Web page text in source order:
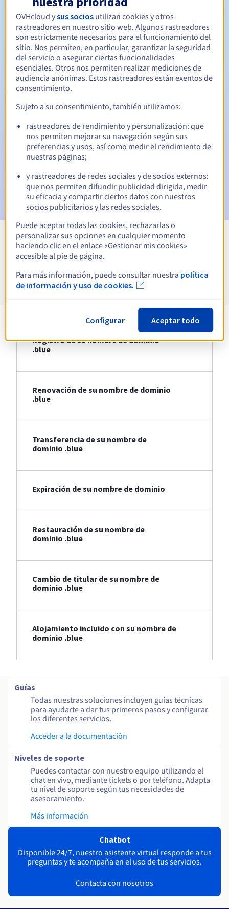
Período de renovación Entre 1 y 10 años
Período de redención
Notificaciones automáticas:
vencimiento
Email el día del vencimientopara notificar la suspensión
del nombre de dominio
Email tras el periodo de gracia de redenciónpara
notificar la eliminación del nombre de dominio
Ver todas las extensiones
Información sobre .blue
Registro de su nombre de dominio
.blue
Renovación de su nombre de dominio
.blue
Transferencia de su nombre de
dominio .blue
Expiración de su nombre de dominio
Restauración de su nombre de
dominio .blue
Cambio de titular de su nombre de
dominio .blue
Alojamiento incluido con su nombre de
dominio .blue
Guías
Todas nuestras soluciones incluyen guías técnicas
para ayudarte a dar tus primeros pasos y configurar
los diferentes servicios.
Acceder a la documentación
Niveles de soporte
Puedes contactar con nuestro equipo utilizando el
chat en vivo, mediante tickets o por teléfono. Adapta
tu nivel de soporte según tus necesidades de
asesoramiento.
Más información
Chatbot
Disponible 24/7, nuestro asistente virtual responde a tus
preguntas y te acompaña en el uso de tus servicios.
Contacta con nosotros
OVHcloud ysus socios utilizan cookies y otros
rastreadores en nuestro sitio web. Algunos rastreadores
son estrictamente necesarios para el funcionamiento del
sitio. Nos permiten, en particular, garantizar la seguridad
del servicio o asegurar ciertas funcionalidades
esenciales. Otros nos permiten realizar mediciones de
audiencia anónimas. Estos rastreadores están exentos de
consentimiento.
Sujeto a su consentimiento, también utilizamos:
rastreadores de rendimiento y personalización: que
nos permiten mejorar su navegación según sus
preferencias y usos, así como medir el rendimiento de
nuestras páginas;
y rastreadores de redes sociales y de socios externos:
que nos permiten difundir publicidad dirigida, medir
su eficacia y compartir ciertos datos con nuestros
socios publicitarios y las redes sociales.
Puede aceptar todas las cookies, rechazarlas o
personalizar sus opciones en cualquier momento
haciendo clic en el enlace «Gestionar mis cookies»
accesible al pie de página.
Para más información, puede consultar nuestra política
de información y uso de cookies.
Configurar Aceptar todo